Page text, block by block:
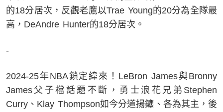
的18分居次，反觀老鷹以Trae Young的20分為全隊最
高，DeAndre Hunter的18分居次。
-
2024-25年NBA鎖定緯來！LeBron James與Bronny
James父子檔話題不斷，勇士浪花兄弟Stephen
Curry、Klay Thompson如今分道揚鑣、各為其主，後